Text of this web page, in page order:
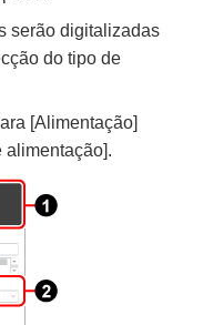
serão digitalizadas
do tipo de
[Alimentação]
alimentação].